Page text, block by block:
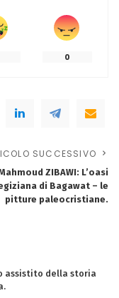
0
SUCCESSIVO
ZIBAWI: L’oasi
di Bagawat – le
pitture paleocristiane.
assistito della storia